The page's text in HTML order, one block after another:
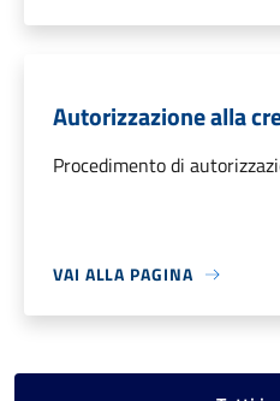
Autorizzazione alla
Procedimento di
VAI ALLA PAGINA